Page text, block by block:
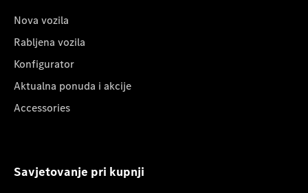
Nova vozila
Rabljena vozila
Konfigurator
Aktualna ponuda i akcije
Accessories
Savjetovanje pri kupnji